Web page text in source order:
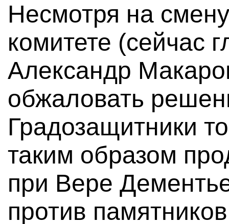
Несмотря на
комитете (сейчас
Александр
обжаловать
Градозащитники
таким образом
при Вере
против